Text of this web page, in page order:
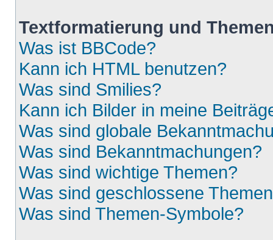
Textformatierung und
Was ist BBCode?
Kann ich HTML benutzen?
Was sind Smilies?
Kann ich Bilder in meine
Was sind globale
Was sind Bekanntmachungen?
Was sind wichtige Themen?
Was sind geschlossene
Was sind Themen-Symbole?